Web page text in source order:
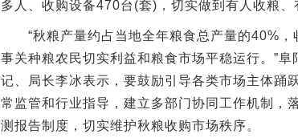
多人、收购设备470台(套)，切实做到有人收粮、
“秋粮产量约占当地全年粮食总产量的40%，
事关种粮农民切实利益和粮食市场平稳运行。”阜
记、局长李冰表示，要鼓励引导各类市场主体踊
常监管和行业指导，建立多部门协同工作机制，
测报告制度，切实维护秋粮收购市场秩序。